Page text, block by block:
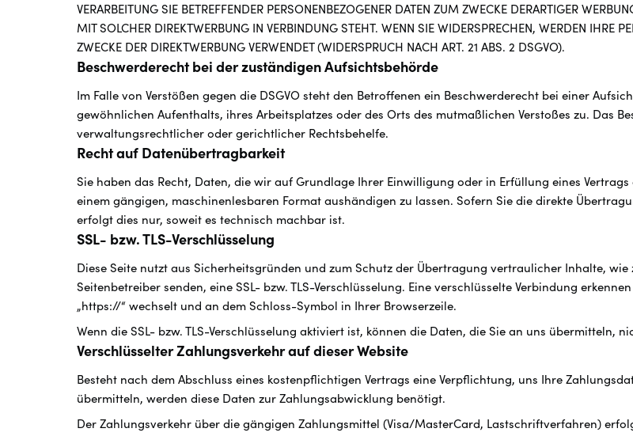
VERARBEITUNG SIE BETREFFENDER PERSONENBEZOGENER DATEN ZUM ZWECKE DERARTIGER
MIT SOLCHER DIREKTWERBUNG IN VERBINDUNG STEHT. WENN SIE WIDERSPRECHEN, WERDEN IHRE
ZWECKE DER DIREKTWERBUNG VERWENDET (WIDERSPRUCH NACH ART. 21 ABS. 2 DSGVO).
Beschwerde­recht bei der zuständigen Aufsichts­behörde
Im Falle von Verstößen gegen die DSGVO steht den Betroffenen ein Beschwerderecht bei einer
gewöhnlichen Aufenthalts, ihres Arbeitsplatzes oder des Orts des mutmaßlichen Verstoßes zu. Das
verwaltungsrechtlicher oder gerichtlicher Rechtsbehelfe.
Recht auf Daten­übertrag­barkeit
Sie haben das Recht, Daten, die wir auf Grundlage Ihrer Einwilligung oder in Erfüllung eines
einem gängigen, maschinenlesbaren Format aushändigen zu lassen. Sofern Sie die direkte
erfolgt dies nur, soweit es technisch machbar ist.
SSL- bzw. TLS-Verschlüsselung
Diese Seite nutzt aus Sicherheitsgründen und zum Schutz der Übertragung vertraulicher Inhalte,
Seitenbetreiber senden, eine SSL- bzw. TLS-Verschlüsselung. Eine verschlüsselte Verbindung
„https://“ wechselt und an dem Schloss-Symbol in Ihrer Browserzeile.
Wenn die SSL- bzw. TLS-Verschlüsselung aktiviert ist, können die Daten, die Sie an uns übermitteln,
Verschlüsselter Zahlungsverkehr auf dieser Website
Besteht nach dem Abschluss eines kostenpflichtigen Vertrags eine Verpflichtung, uns Ihre
übermitteln, werden diese Daten zur Zahlungsabwicklung benötigt.
Der Zahlungsverkehr über die gängigen Zahlungsmittel (Visa/MasterCard, Lastschriftverfahren)